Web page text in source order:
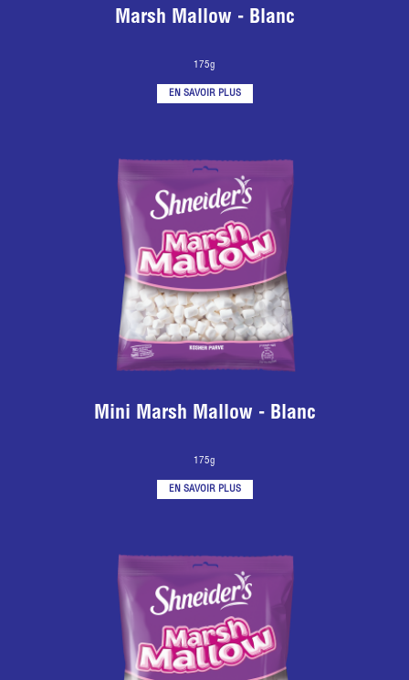
Marsh Mallow - Blanc
175g
EN SAVOIR PLUS
Mini Marsh Mallow - Blanc
175g
EN SAVOIR PLUS